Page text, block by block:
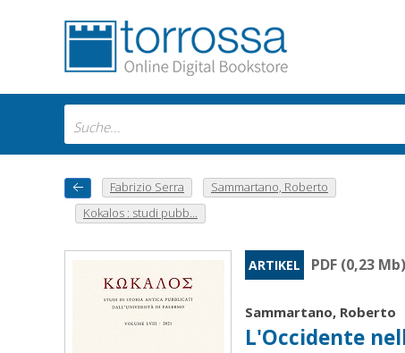
Fabrizio Serra
Sammartano, Roberto
Kokalos : studi pubb...
ARTIKEL PDF (0,23
Sammartano, Roberto
L'Occidente